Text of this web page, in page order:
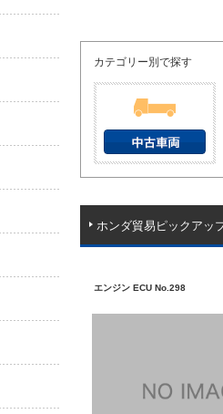
カテゴリー別で探す
ホンダ貿易ピックアッ
エンジン ECU No.298